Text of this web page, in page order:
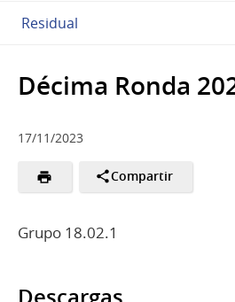
Residual
Décima Ronda
17/11/2023
Compartir
Grupo 18.02.1
Descargas